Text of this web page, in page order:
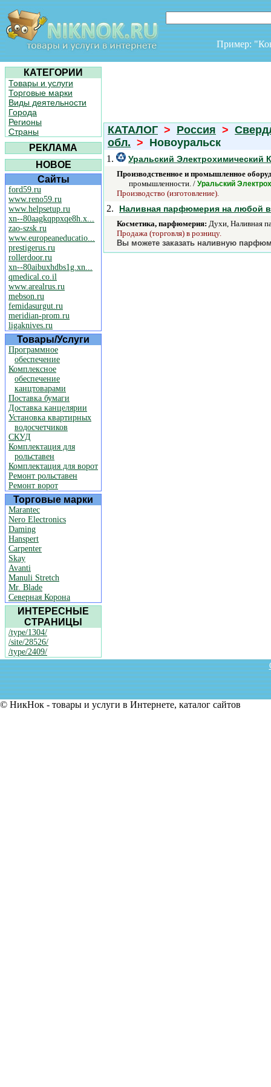
Пример:
КАТЕГОРИИ
Товары и услуги
Торговые марки
Виды деятельности
Города
Регионы
Страны
РЕКЛАМА
НОВОЕ
Сайты
ford59.ru
www.reno59.ru
www.helpsetup.ru
xn--80aagkqppxqe8h.x...
zao-szsk.ru
www.europeaneducatio...
prestigerus.ru
rollerdoor.ru
xn--80aibuxhdbs1g.xn...
qmedical.co.il
www.arealrus.ru
mebson.ru
femidasurgut.ru
meridian-prom.ru
ligaknives.ru
Товары/Услуги
Программное
обеспечение
Комплексное
обеспечение
канцтоварами
Поставка бумаги
Доставка канцелярии
Установка квартирных
водосчетчиков
СКУД
Комплектация для
рольставен
Комплектация для ворот
Ремонт рольставен
Ремонт ворот
Торговые марки
Marantec
Nero Electronics
Daming
Hanspert
Carpenter
Skay
Avanti
Manuli Stretch
Mr. Blade
Северная Корона
ИНТЕРЕСНЫЕ
СТРАНИЦЫ
/type/1304/
/site/28526/
/type/2409/
КАТАЛОГ > Россия >
обл. > Новоуральск
1. Уральский Электрохимический
Производственное и промышленное
промышленности. / Уральский
Производство (изготовление).
2. Наливная парфюмерия на любой
Косметика, парфюмерия: Духи, Наливная
Продажа (торговля) в розницу.
Вы можете заказать наливную
© НикНок - товары и услуги в Интернете, каталог сайтов